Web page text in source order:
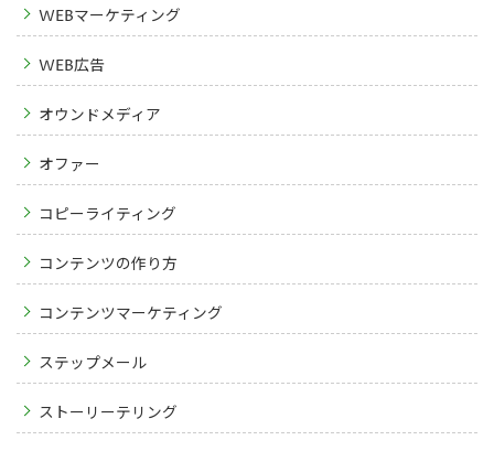
WEBマーケティング
WEB広告
オウンドメディア
オファー
コピーライティング
コンテンツの作り方
コンテンツマーケティング
ステップメール
ストーリーテリング